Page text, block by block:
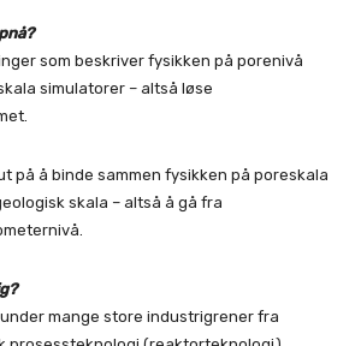
som beskriver fysikken på porenivå
simulatorer – altså løse
på å binde sammen fysikken på poreskala
skala – altså å gå fra
mange store industrigrener fra